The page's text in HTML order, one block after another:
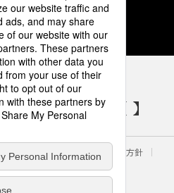
4 5
設備 SNSアカウント
キーポリシー
個人情報保護方針
ホールディングス
Country